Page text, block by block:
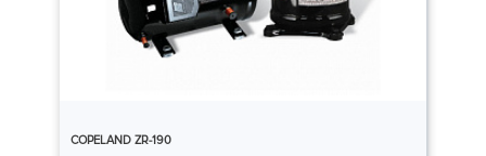
COPELAND ZR-190